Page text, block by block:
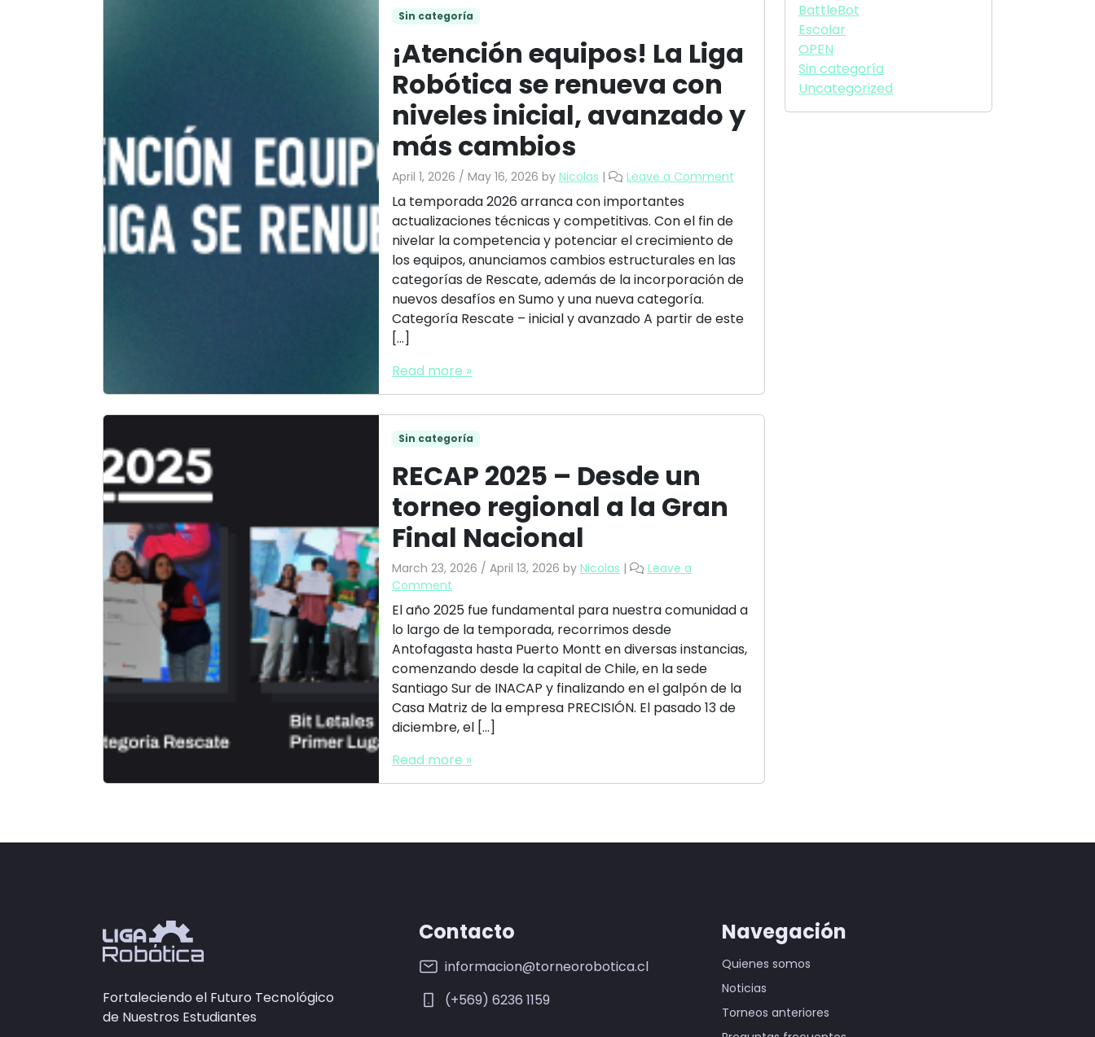
Sin categoría
¡Atención equipos! La Liga
Robótica se renueva con
niveles inicial, avanzado y
más cambios
April 1, 2026 / May 16, 2026 by Nicolas | Leave a Comment
La temporada 2026 arranca con importantes
actualizaciones técnicas y competitivas. Con el fin de
nivelar la competencia y potenciar el crecimiento de
los equipos, anunciamos cambios estructurales en las
categorías de Rescate, además de la incorporación de
nuevos desafíos en Sumo y una nueva categoría.
Categoría Rescate – inicial y avanzado A partir de este
[…]
Read more »
Sin categoría
RECAP 2025 – Desde un
torneo regional a la Gran
Final Nacional
March 23, 2026 / April 13, 2026 by Nicolas |
Leave a
Comment
El año 2025 fue fundamental para nuestra comunidad a
lo largo de la temporada, recorrimos desde
Antofagasta hasta Puerto Montt en diversas instancias,
comenzando desde la capital de Chile, en la sede
Santiago Sur de INACAP y finalizando en el galpón de la
Casa Matriz de la empresa PRECISIÓN. El pasado 13 de
diciembre, el […]
Read more »
BattleBot
Escolar
OPEN
Sin categoría
Uncategorized
Fortaleciendo el Futuro Tecnológico
de Nuestros Estudiantes
Contacto
informacion@torneorobotica.cl
(+569) 6236 1159
Navegación
Quienes somos
Noticias
Torneos anteriores